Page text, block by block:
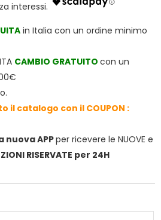
in Italia con un ordine minimo
CAMBIO GRATUITO con un
il catalogo con il COUPON :
nuova APPper ricevere le NUOVE e
RISERVATE per 24H